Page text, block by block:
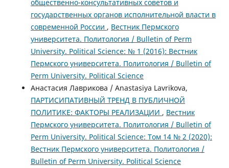
общественно-консультативных советов и
государственных органов исполнительной власти в
современной России , Вестник Пермского
университета. Политология / Bulletin of Perm
University. Political Science: № 1 (2016): Вестник
Пермского университета. Политология / Bulletin of
Perm University. Political Science
Анастасия Лаврикова / Anastasiya Lavrikova,
ПАРТИСИПАТИВНЫЙ ТРЕНД В ПУБЛИЧНОЙ
ПОЛИТИКЕ: ФАКТОРЫ РЕАЛИЗАЦИИ , Вестник
Пермского университета. Политология / Bulletin of
Perm University. Political Science: Том 14 № 2 (2020):
Вестник Пермского университета. Политология /
Bulletin of Perm University. Political Science